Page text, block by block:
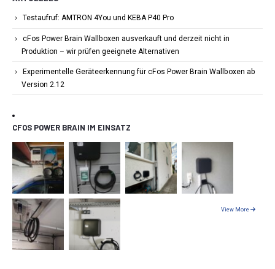
Testaufruf: AMTRON 4You und KEBA P40 Pro
cFos Power Brain Wallboxen ausverkauft und derzeit nicht in
Produktion – wir prüfen geeignete Alternativen
Experimentelle Geräteerkennung für cFos Power Brain Wallboxen ab
Version 2.12
CFOS POWER BRAIN IM EINSATZ
View More